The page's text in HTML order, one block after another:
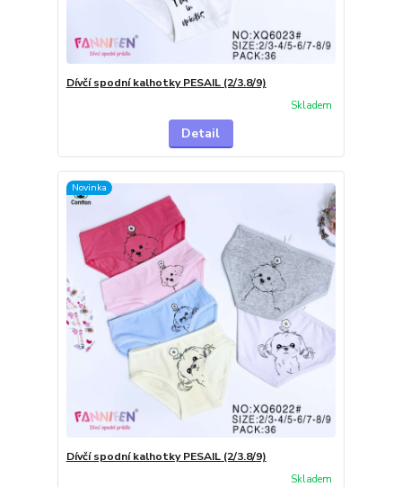
Dívčí spodní kalhotky PESAIL (2/3.8/9)
Skladem
Detail
Novinka
Dívčí spodní kalhotky PESAIL (2/3.8/9)
Skladem